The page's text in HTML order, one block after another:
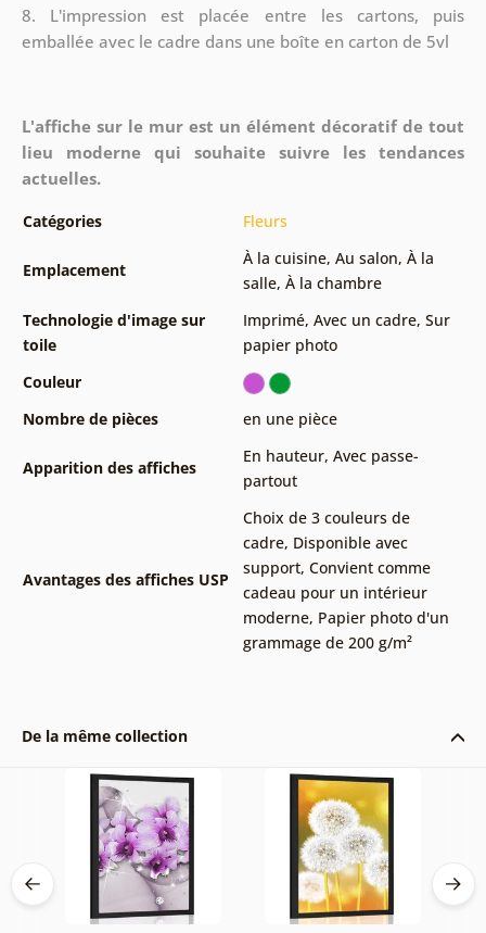
8. L'impression est placée entre les cartons, puis
emballée avec le cadre dans une boîte en carton de 5vl
L'affiche sur le mur est un élément décoratif de tout
lieu moderne qui souhaite suivre les tendances
actuelles.
Catégories Fleurs
Emplacement
À la cuisine, Au salon, À la
salle, À la chambre
Technologie d'image sur
toile
Imprimé, Avec un cadre, Sur
papier photo
Couleur
Nombre de pièces
en une pièce
Apparition des affiches
En hauteur, Avec passe-
partout
Avantages des affiches USP
Choix de 3 couleurs de
cadre, Disponible avec
support, Convient comme
cadeau pour un intérieur
moderne, Papier photo d'un
grammage de 200 g/m²
De la même collection